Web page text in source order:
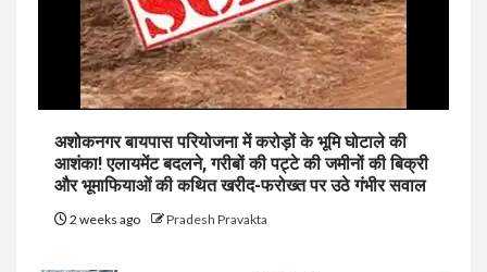
अशोकनगर बायपास परियोजना में करोड़ों के भूमि घोटाले की
आशंका! एलायमेंट बदलने, गरीबों की पट्टे की जमीनों की बिक्री
और भूमाफियाओं की कथित खरीद-फरोख्त पर उठे गंभीर सवाल
2 weeks ago Pradesh Pravakta